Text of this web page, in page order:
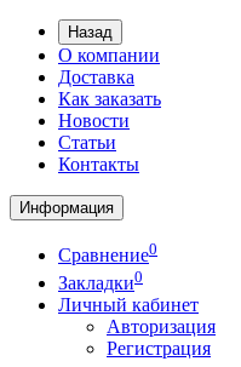
Назад
О компании
Доставка
Как заказать
Новости
Статьи
Контакты
Информация
Сравнение0
Закладки0
Личный кабинет
Авторизация
Регистрация